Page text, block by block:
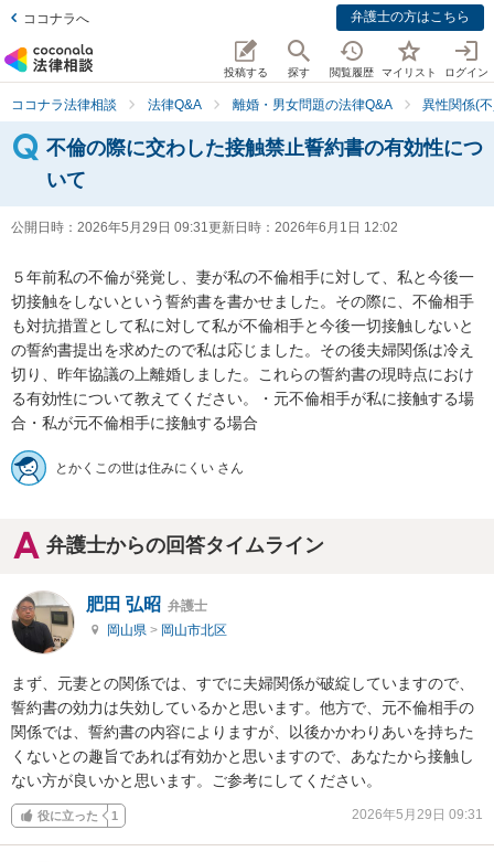
ココナラへ 弁護士の方はこちら
投稿する 探す 閲覧履歴 マイリスト ログイン
ココナラ法律相談 法律Q&A 離婚・男女問題の法律Q&A 異性関係(
不倫の際に交わした接触禁止誓約書の有効性につ
いて
公開日時： 2026年5月29日 09:31更新日時： 2026年6月1日 12:02
５年前私の不倫が発覚し、妻が私の不倫相手に対して、私と今後一
切接触をしないという誓約書を書かせました。その際に、不倫相手
も対抗措置として私に対して私が不倫相手と今後一切接触しないと
の誓約書提出を求めたので私は応じました。その後夫婦関係は冷え
切り、昨年協議の上離婚しました。これらの誓約書の現時点におけ
る有効性について教えてください。・元不倫相手が私に接触する場
合・私が元不倫相手に接触する場合
とかくこの世は住みにくい さん
弁護士からの回答タイムライン
肥田 弘昭 弁護士
岡山県 > 岡山市北区
まず、元妻との関係では、すでに夫婦関係が破綻していますので、
誓約書の効力は失効しているかと思います。他方で、元不倫相手の
関係では、誓約書の内容によりますが、以後かかわりあいを持ちた
くないとの趣旨であれば有効かと思いますので、あなたから接触し
ない方が良いかと思います。ご参考にしてください。
役に立った 1 2026年5月29日 09:31